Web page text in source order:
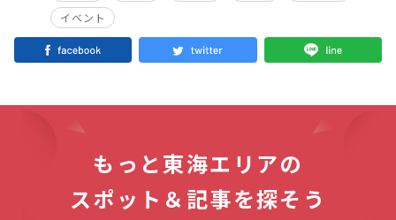
イベント
もっと東海エリアの
スポット＆記事を探そう